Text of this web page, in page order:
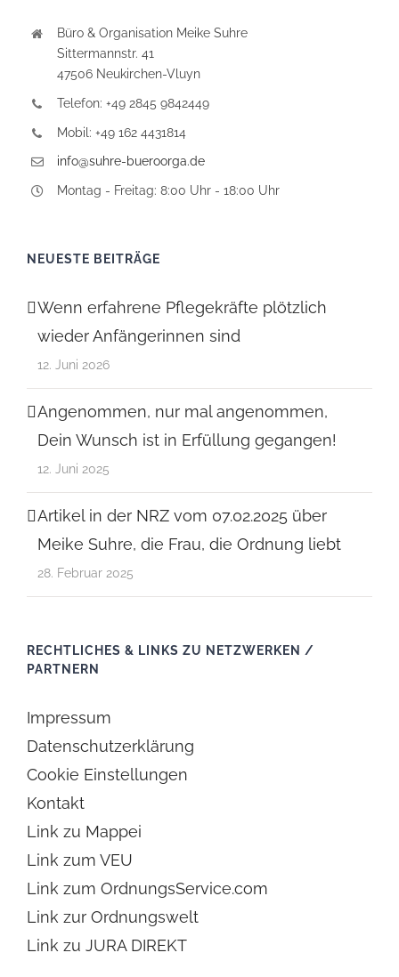
Büro & Organisation Meike Suhre
Sittermannstr. 41
47506 Neukirchen-Vluyn
Telefon: +49 2845 9842449
Mobil: +49 162 4431814
info@suhre-bueroorga.de
Montag - Freitag: 8:00 Uhr - 18:00 Uhr
NEUESTE BEITRÄGE
Wenn erfahrene Pflegekräfte plötzlich
wieder Anfängerinnen sind
12. Juni 2026
Angenommen, nur mal angenommen,
Dein Wunsch ist in Erfüllung gegangen!
12. Juni 2025
Artikel in der NRZ vom 07.02.2025 über
Meike Suhre, die Frau, die Ordnung liebt
28. Februar 2025
RECHTLICHES & LINKS ZU NETZWERKEN /
PARTNERN
Impressum
Datenschutzerklärung
Cookie Einstellungen
Kontakt
Link zu Mappei
Link zum VEU
Link zum OrdnungsService.com
Link zur Ordnungswelt
Link zu JURA DIREKT